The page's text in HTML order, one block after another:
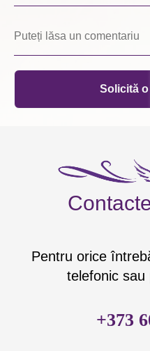
Solicită
Pentru orice
telefonic sau
+373